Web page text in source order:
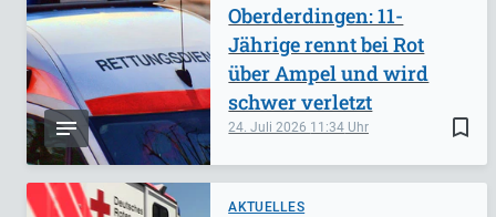
bookmark_border
24. Juli 2026 11:34
Oberderdingen: 11-
Jährige rennt bei Rot
über Ampel und wird
schwer verletzt
AKTUELLES